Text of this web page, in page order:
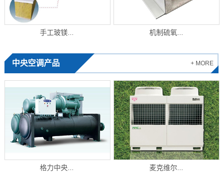
手工玻镁... 机制硫氧...
中央空调产品 + MORE
格力中央... 麦克维尔...